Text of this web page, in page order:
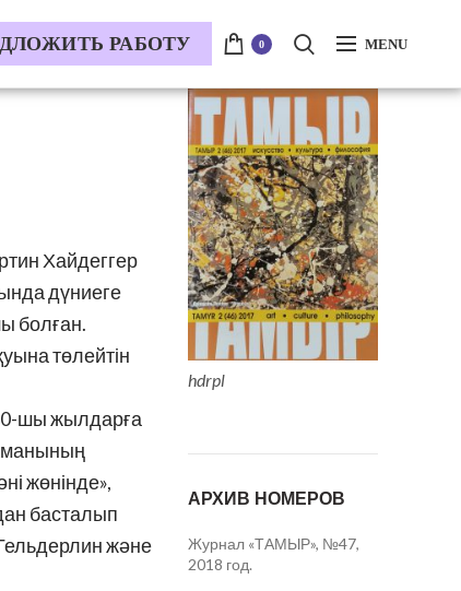
РАБОТУ 0 MENU
Хайдеггер
дүниеге
болған.
төлейтін
шы жылдарға
жөнінде»,
басталып
және
hdrpl
АРХИВ НОМЕРОВ
Журнал «ТАМЫР», №47,
2018 год.